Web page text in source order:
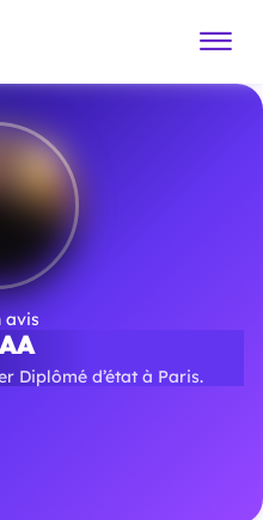
avis
Diplômé d’état à Paris.